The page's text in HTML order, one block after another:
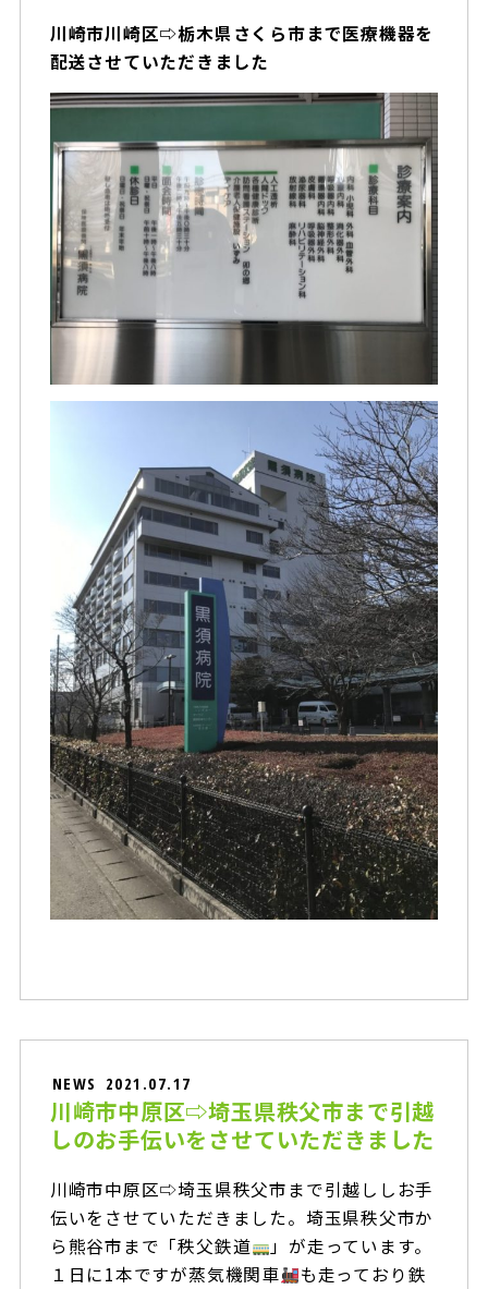
川崎市川崎区⇨栃木県さくら市まで医療機器を
配送させていただきました
NEWS 2021.07.17
川崎市中原区⇨埼玉県秩父市まで引越
しのお手伝いをさせていただきました
川崎市中原区⇨埼玉県秩父市まで引越ししお手
伝いをさせていただきました。埼玉県秩父市か
ら熊谷市まで「秩父鉄道
」が走っています。
１日に1本ですが蒸気機関車
も走っており鉄